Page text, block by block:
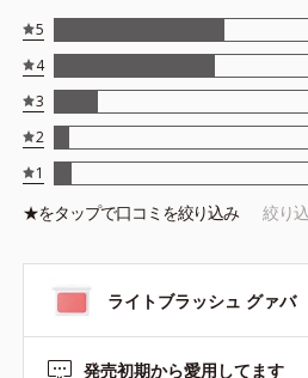
5
4
3
2
1
★をタップで口コミを絞り込み 絞り
ライトブラッシュ グァバ
発売初期から愛用してます